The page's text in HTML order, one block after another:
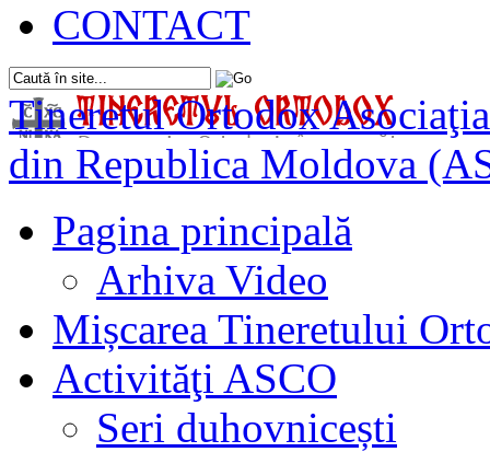
CONTACT
Tineretul Ortodox
din Republica Moldova
Pagina principală
Arhiva Video
Mișcarea Tineretului
Activităţi ASCO
Seri duhovnicești